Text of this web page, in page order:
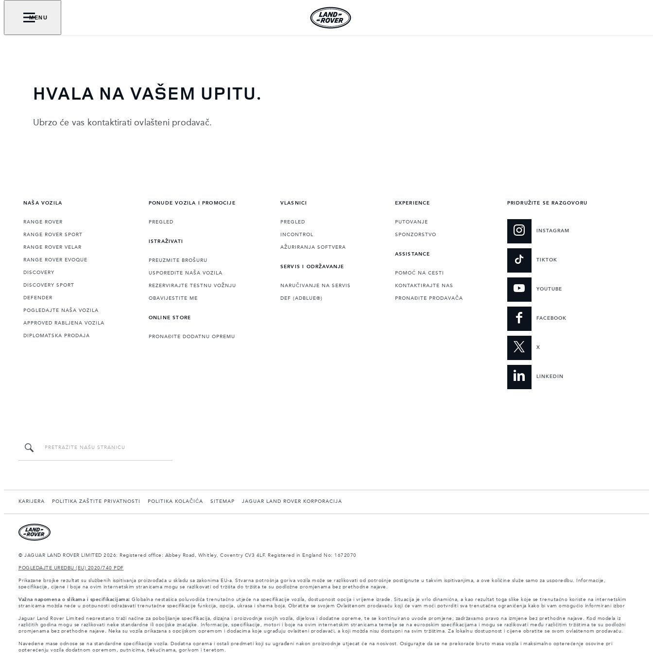
MENU
HVALA NA VAŠEM UPITU.
Ubrzo će vas kontaktirati ovlašteni prodavač.
NAŠA VOZILA
RANGE ROVER
RANGE ROVER SPORT
RANGE ROVER VELAR
RANGE ROVER EVOQUE
DISCOVERY
DISCOVERY SPORT
DEFENDER
POGLEDAJTE NAŠA VOZILA
APPROVED RABLJENA VOZILA
DIPLOMATSKA PRODAJA
PONUDE VOZILA I PROMOCIJE
PREGLED
ISTRAŽIVATI
PREUZMITE BROŠURU
USPOREDITE NAŠA VOZILA
REZERVIRAJTE TESTNU VOŽNJU
OBAVIJESTITE ME
ONLINE STORE
PRONAĐITE DODATNU OPREMU
VLASNICI
PREGLED
INCONTROL
AŽURIRANJA SOFTVERA
SERVIS I ODRŽAVANJE
NARUČIVANJE NA SERVIS
DEF (ADBLUE®)
EXPERIENCE
PUTOVANJE
SPONZORSTVO
ASSISTANCE
POMOĆ NA CESTI
KONTAKTIRAJTE NAS
PRONAĐITE PRODAVAČA
PRIDRUŽITE SE RAZGOVORU
INSTAGRAM
TIKTOK
YOUTUBE
FACEBOOK
X
LINKEDIN
KARIJERA POLITIKA ZAŠTITE PRIVATNOSTI POLITIKA KOLAČIĆA SITEMAP JAGUAR LAND ROVER KORPORACIJA
© JAGUAR LAND ROVER LIMITED 2026: Registered office: Abbey Road, Whitley, Coventry CV3 4LF. Registered in England No: 1672070
POGLEDAJTE UREDBU (EU) 2020/740 PDF
Prikazane brojke rezultat su službenih ispitivanja proizvođača u skladu sa zakonima EU-a. Stvarna potrošnja goriva vozila može se razlikovati od potrošnje postignute u takvim ispitivanjima, a ove količine služe samo za usporedbu. Informacije,
specifikacije, cijene i boje na ovim internetskim stranicama mogu se razlikovati od tržišta do tržišta te su podložne promjenama bez prethodne najave.
Važna napomena o slikama i specifikacijama: Globalna nestašica poluvodiča trenutačno utječe na specifikacije vozila, dostupnost opcija i vrijeme izrade. Situacija je vrlo dinamična, a kao rezultat toga slike koje se trenutačno koriste na internetskim
stranicama možda neće u potpunosti odražavati trenutačne specifikacije funkcija, opcija, ukrasa i shema boja. Obratite se svojem Ovlaštenom prodavaču koji će vam moći potvrditi sva trenutačna ograničenja kako bi vam omogućio informirani izbor
Jaguar Land Rover Limited neprestano traži načine za poboljšanje specifikacija, dizajna i proizvodnje svojih vozila, dijelova i dodatne opreme, te se kontinuirano uvode promjene; zadržavamo pravo na izmjene bez prethodne najave. Kod modela iz
različitih godina mogu se razlikovati neke standardne ili opcijske značajke. Informacije, specifikacije, motori i boje na ovim internetskim stranicama temelje se na europskim specifikacijama i mogu se razlikovati među različitim tržištima te su podložni
promjenama bez prethodne najave. Neka su vozila prikazana s opcijskom opremom i dodacima koje ugrađuju ovlašteni prodavači, a koji možda nisu dostupni na svim tržištima. Za lokalnu dostupnost i cijene obratite se svom ovlaštenom prodavaču.
Navedene mase odnose se na standardne specifikacije vozila. Dodatna oprema i ostali predmeti koji su ugrađeni nakon proizvodnje utjecat će na nosivost. Osigurajte da se ne prekorače bruto masa vozila i maksimalno opterećenje osovine pri
opterećenju vozila dodatnom opremom, putnicima, tekućinama, gorivom i teretom.